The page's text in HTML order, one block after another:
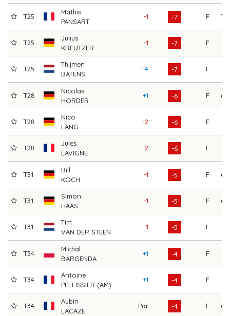
T25
Mathis
PANSART
-1 -7 F 70
T25
Julius
KREUTZER
-1 -7 F 66
T25
Thijmen
BATENS
+4 -7 F 64
T28
Nicolas
HORDER
+1 -6 F 68
T28
Nico
LANG
-2 -6 F 66
T28
Jules
LAVIGNE
-2 -6 F 67
T31
Bill
KOCH
-1 -5 F 69
T31
Simon
HAAS
-1 -5 F 68
T31
Tim
VAN DER STEEN
-1 -5 F 66
T34
Michal
BARGENDA
+1 -4 F 67
T34
Antoine
PELLISSIER (AM)
+1 -4 F 65
T34
Aubin
LACAZE
Par -4 F 69